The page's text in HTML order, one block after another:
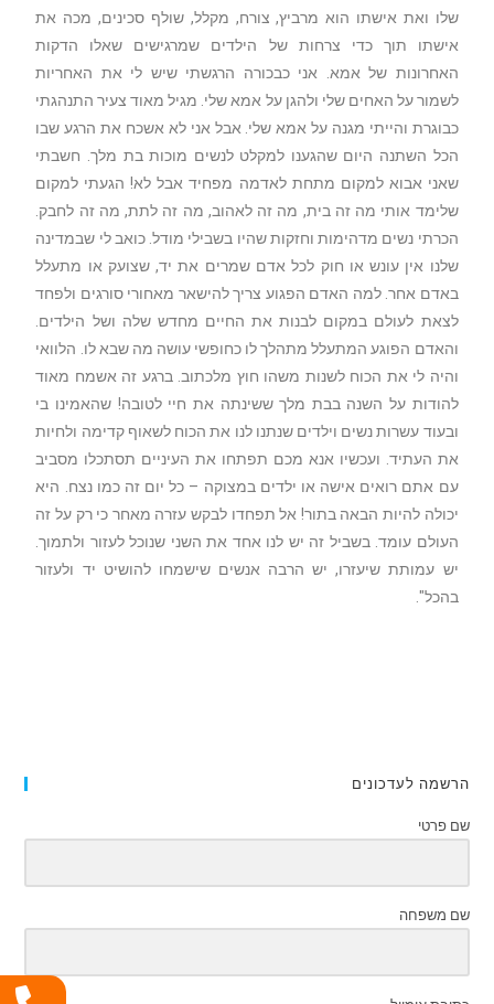
שלו ואת אישתו הוא מרביץ, צורח, מקלל, שולף סכינים, מכה את
אישתו תוך כדי צרחות של הילדים שמרגישים שאלו הדקות
האחרונות של אמא. אני כבכורה הרגשתי שיש לי את האחריות
לשמור על האחים שלי ולהגן על אמא שלי. מגיל מאוד צעיר התנהגתי
כבוגרת והייתי מגנה על אמא שלי. אבל אני לא אשכח את הרגע שבו
הכל השתנה היום שהגענו למקלט לנשים מוכות בת מלך. חשבתי
שאני אבוא למקום מתחת לאדמה מפחיד אבל לא! הגעתי למקום
שלימד אותי מה זה בית, מה זה לאהוב, מה זה לתת, מה זה לחבק.
הכרתי נשים מדהימות וחזקות שהיו בשבילי מודל. כואב לי שבמדינה
שלנו אין עונש או חוק לכל אדם שמרים את יד, שצועק או מתעלל
באדם אחר. למה האדם הפגוע צריך להישאר מאחורי סורגים ולפחד
לצאת לעולם במקום לבנות את החיים מחדש שלה ושל הילדים.
והאדם הפוגע המתעלל מתהלך לו כחופשי עושה מה שבא לו. הלוואי
והיה לי את הכוח לשנות משהו חוץ מלכתוב. ברגע זה אשמח מאוד
להודות על השנה בבת מלך ששינתה את חיי לטובה! שהאמינו בי
ובעוד עשרות נשים וילדים שנתנו לנו את הכוח לשאוף קדימה ולחיות
את העתיד. ועכשיו אנא מכם תפתחו את העיניים תסתכלו מסביב
עם אתם רואים אישה או ילדים במצוקה – כל יום זה כמו נצח. היא
יכולה להיות הבאה בתור! אל תפחדו לבקש עזרה מאחר כי רק על זה
העולם עומד. בשביל זה יש לנו אחד את השני שנוכל לעזור ולתמוך.
יש עמותת שיעזרו, יש הרבה אנשים שישמחו להושיט יד ולעזור
בהכל".
הרשמה לעדכונים
שם פרטי
שם משפחה